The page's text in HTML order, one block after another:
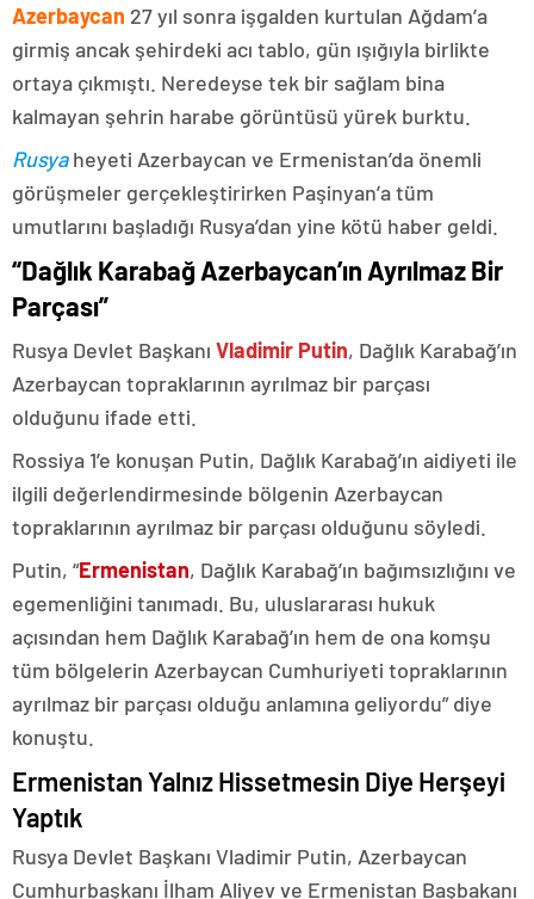
Azerbaycan 27 yıl sonra işgalden kurtulan Ağdam’a
girmiş ancak şehirdeki acı tablo, gün ışığıyla birlikte
ortaya çıkmıştı. Neredeyse tek bir sağlam bina
kalmayan şehrin harabe görüntüsü yürek burktu.
Rusyaheyeti Azerbaycan ve Ermenistan’da önemli
görüşmeler gerçekleştirirken Paşinyan’a tüm
umutlarını başladığı Rusya’dan yine kötü haber geldi.
“Dağlık Karabağ Azerbaycan’ın Ayrılmaz Bir
Parçası”
Rusya Devlet Başkanı Vladimir Putin, Dağlık Karabağ’ın
Azerbaycan topraklarının ayrılmaz bir parçası
olduğunu ifade etti.
Rossiya 1’e konuşan Putin, Dağlık Karabağ’ın aidiyeti ile
ilgili değerlendirmesinde bölgenin Azerbaycan
topraklarının ayrılmaz bir parçası olduğunu söyledi.
Putin, “Ermenistan, Dağlık Karabağ’ın bağımsızlığını ve
egemenliğini tanımadı. Bu, uluslararası hukuk
açısından hem Dağlık Karabağ’ın hem de ona komşu
tüm bölgelerin Azerbaycan Cumhuriyeti topraklarının
ayrılmaz bir parçası olduğu anlamına geliyordu” diye
konuştu.
Ermenistan Yalnız Hissetmesin Diye Herşeyi
Yaptık
Rusya Devlet Başkanı Vladimir Putin, Azerbaycan
Cumhurbaşkanı İlham Aliyev ve Ermenistan Başbakanı